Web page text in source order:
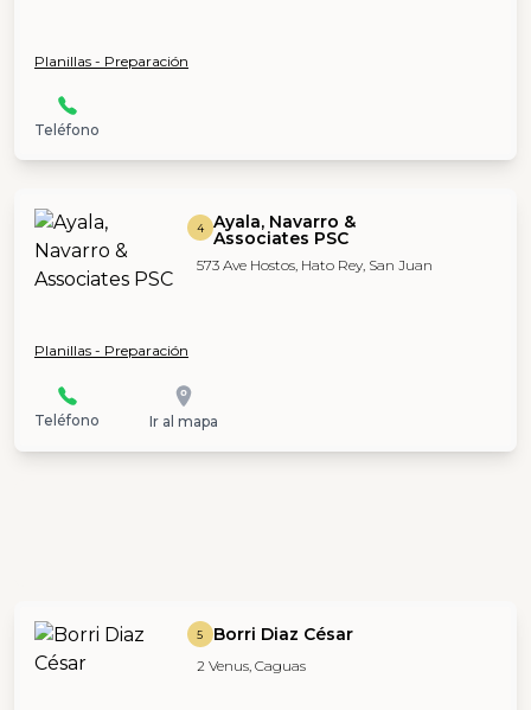
Planillas - Preparación
Teléfono
4 Ayala, Navarro &
Associates PSC
573 Ave Hostos, Hato Rey, San Juan
Planillas - Preparación
Teléfono Ir al mapa
5 Borri Diaz César
2 Venus, Caguas